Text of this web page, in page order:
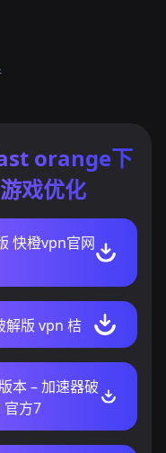
orange下
戏优化
快橙vpn官网
解版 vpn 桔
本 – 加速器破
官方7